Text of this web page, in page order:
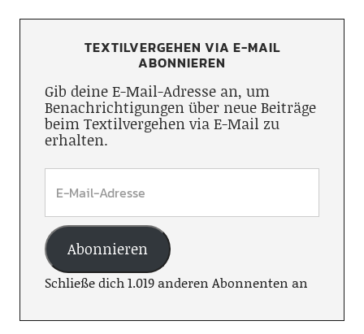
TEXTILVERGEHEN VIA E-MAIL
ABONNIEREN
Gib deine E-Mail-Adresse an, um
Benachrichtigungen über neue Beiträge
beim Textilvergehen via E-Mail zu
erhalten.
Abonnieren
Schließe dich 1.019 anderen Abonnenten an